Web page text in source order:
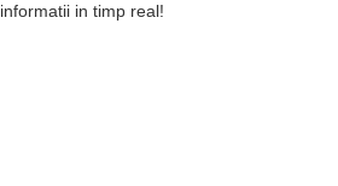
in timp real!